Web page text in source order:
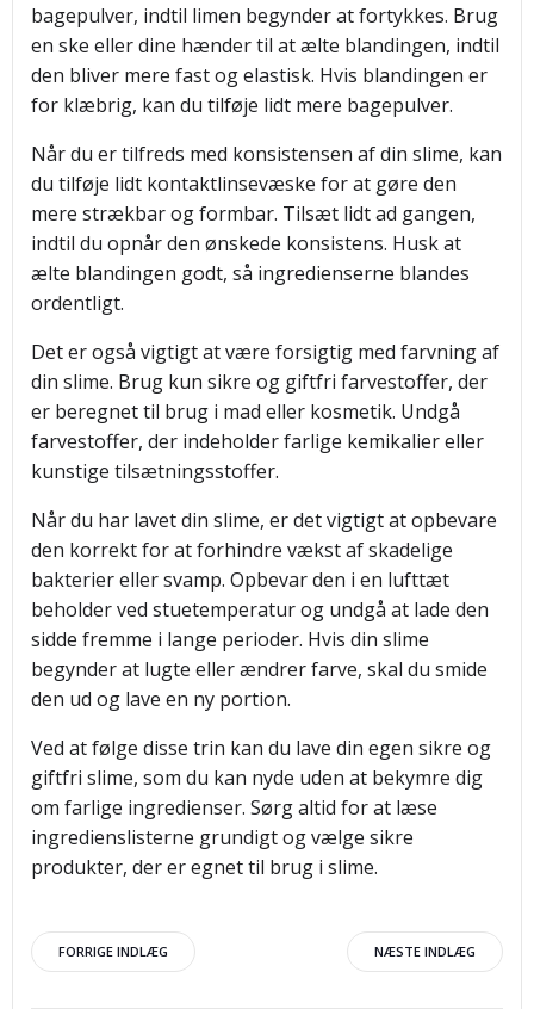
bagepulver, indtil limen begynder at fortykkes. Brug
en ske eller dine hænder til at ælte blandingen, indtil
den bliver mere fast og elastisk. Hvis blandingen er
for klæbrig, kan du tilføje lidt mere bagepulver.
Når du er tilfreds med konsistensen af din slime, kan
du tilføje lidt kontaktlinsevæske for at gøre den
mere strækbar og formbar. Tilsæt lidt ad gangen,
indtil du opnår den ønskede konsistens. Husk at
ælte blandingen godt, så ingredienserne blandes
ordentligt.
Det er også vigtigt at være forsigtig med farvning af
din slime. Brug kun sikre og giftfri farvestoffer, der
er beregnet til brug i mad eller kosmetik. Undgå
farvestoffer, der indeholder farlige kemikalier eller
kunstige tilsætningsstoffer.
Når du har lavet din slime, er det vigtigt at opbevare
den korrekt for at forhindre vækst af skadelige
bakterier eller svamp. Opbevar den i en lufttæt
beholder ved stuetemperatur og undgå at lade den
sidde fremme i lange perioder. Hvis din slime
begynder at lugte eller ændrer farve, skal du smide
den ud og lave en ny portion.
Ved at følge disse trin kan du lave din egen sikre og
giftfri slime, som du kan nyde uden at bekymre dig
om farlige ingredienser. Sørg altid for at læse
ingredienslisterne grundigt og vælge sikre
produkter, der er egnet til brug i slime.
Indlægsnavigation
FORRIGE INDLÆG NÆSTE INDLÆG